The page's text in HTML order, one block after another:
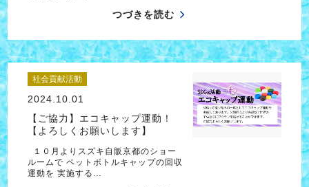
つづきを読む
社会貢献活動
2024.10.01
【ご協力】エコキャップ運動！
【よろしくお願いします】
１０月よりスズキ自販京都のショー
ルームで ペットボトルキャップの回収
運動を 実施する…